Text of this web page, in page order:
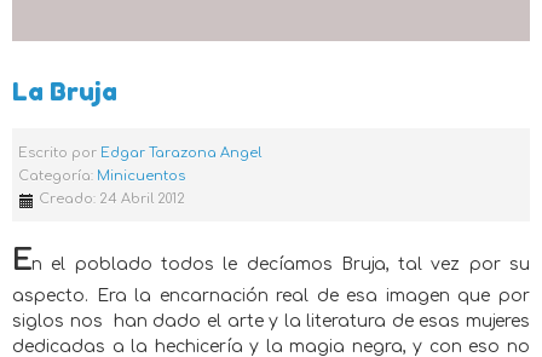
La Bruja
Escrito por Edgar Tarazona Angel
Categoría: Minicuentos
Creado: 24 Abril 2012
En el poblado todos le decíamos Bruja, tal vez por su
aspecto. Era la encarnación real de esa imagen que por
siglos nos
han dado el arte y la literatura de esas mujeres
dedicadas a la hechicería y la magia negra, y con eso no